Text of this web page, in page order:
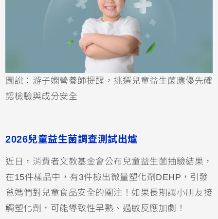
圖說：游子嫻營養師提醒，挑選兒童益生菌應優先確
認檢驗與成分安全
2026兒童益生菌調查測試出爐
近日，消費者文教基金會公布兒童益生菌抽驗結果，
在15件樣品中，有3件檢出微量塑化劑DEHP，引發
爸媽們對兒童食品安全的關注！如果長期讓小朋友接
觸塑化劑，可能導致性早熟、過敏反應加劇！